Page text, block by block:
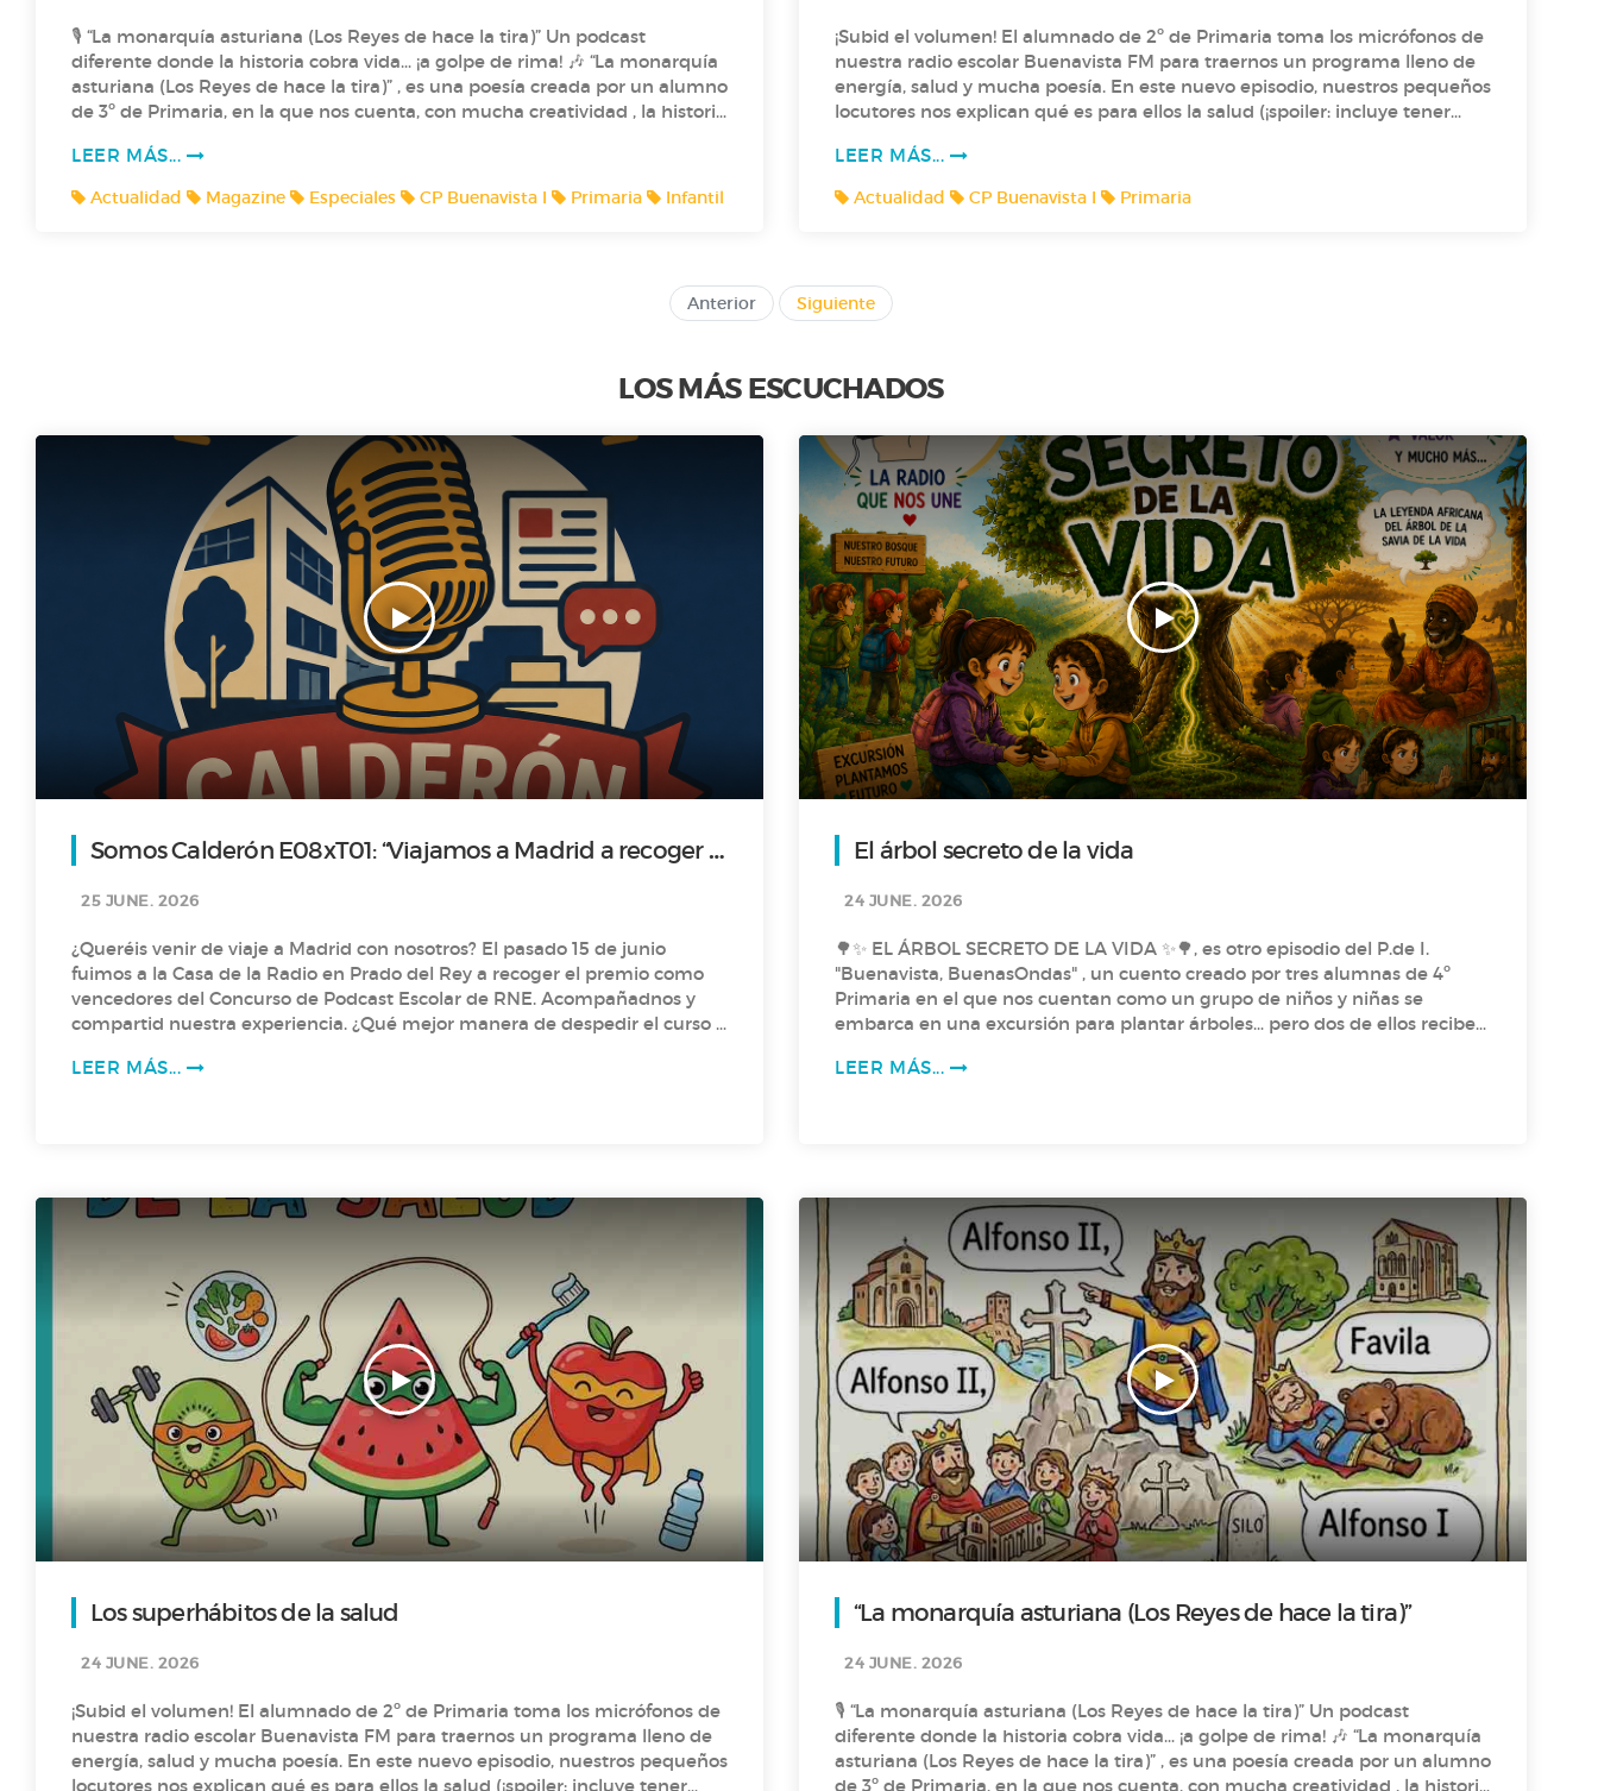
🎙️ “La monarquía asturiana (Los Reyes de hace la tira)” Un podcast
diferente donde la historia cobra vida… ¡a golpe de rima! 🎶 “La monarquía
asturiana (Los Reyes de hace la tira)” , es una poesía creada por un alumno
de 3º de Primaria, en la que nos cuenta, con mucha creatividad , la historia
aprender historia… rimando? ¡Claro que sí! 🎶 🎶 Dale al play y viaja con “Los
Reyes de hace la tira” a la “La monarquía asturiana”. 🎙️🎙️ ¡Saludos
Radiofónicos! 🎙️🎙️
LEER MÁS...
Actualidad Magazine Especiales CP Buenavista I Primaria Infantil
¡Subid el volumen! El alumnado de 2º de Primaria toma los micrófonos de
nuestra radio escolar Buenavista FM para traernos un programa lleno de
energía, salud y mucha poesía. En este nuevo episodio, nuestros pequeños
locutores nos explican qué es para ellos la salud (¡spoiler: incluye tener
"Superhábitos" para cuidarse día a día. Además, nos deleitan con un
recital de lo más divertido basado en el libro Versos para comérselos de
Sagrario Pinto. ¿Te imaginas a un kiwi quejándose por estar apretado en
LEER MÁS...
Actualidad CP Buenavista I Primaria
Anterior Siguiente
LOS MÁS ESCUCHADOS
Somos Calderón E08xT01: “Viajamos a Madrid a recoger el
25 JUNE. 2026
¿Queréis venir de viaje a Madrid con nosotros? El pasado 15 de junio
fuimos a la Casa de la Radio en Prado del Rey a recoger el premio como
vencedores del Concurso de Podcast Escolar de RNE. Acompañadnos y
compartid nuestra experiencia. ¿Qué mejor manera de despedir el curso y
concurso para el nuevo Logotipo de nuestra radio…
LEER MÁS...
El árbol secreto de la vida
24 JUNE. 2026
🌳✨ EL ÁRBOL SECRETO DE LA VIDA ✨🌳, es otro episodio del P.de I.
"Buenavista, BuenasOndas" , un cuento creado por tres alumnas de 4º
Primaria en el que nos cuentan como un grupo de niños y niñas se
embarca en una excursión para plantar árboles… pero dos de ellos reciben
y guarda un poder único: ¡La sabia de la vida! Intrigadas, deciden
LEER MÁS...
Los superhábitos de la salud
24 JUNE. 2026
¡Subid el volumen! El alumnado de 2º de Primaria toma los micrófonos de
nuestra radio escolar Buenavista FM para traernos un programa lleno de
energía, salud y mucha poesía. En este nuevo episodio, nuestros pequeños
locutores nos explican qué es para ellos la salud (¡spoiler: incluye tener
“La monarquía asturiana (Los Reyes de hace la tira)”
24 JUNE. 2026
🎙️ “La monarquía asturiana (Los Reyes de hace la tira)” Un podcast
diferente donde la historia cobra vida… ¡a golpe de rima! 🎶 “La monarquía
asturiana (Los Reyes de hace la tira)” , es una poesía creada por un alumno
de 3º de Primaria, en la que nos cuenta, con mucha creatividad , la historia